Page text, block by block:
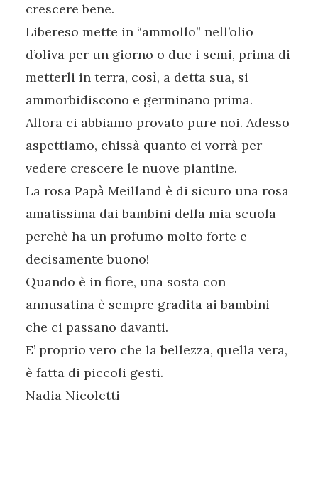
crescere bene.
Libereso mette in “ammollo” nell’olio
d’oliva per un giorno o due i semi, prima di
metterli in terra, così, a detta sua, si
ammorbidiscono e germinano prima.
Allora ci abbiamo provato pure noi. Adesso
aspettiamo, chissà quanto ci vorrà per
vedere crescere le nuove piantine.
La rosa Papà Meilland è di sicuro una rosa
amatissima dai bambini della mia scuola
perchè ha un profumo molto forte e
decisamente buono!
Quando è in fiore, una sosta con
annusatina è sempre gradita ai bambini
che ci passano davanti.
E’ proprio vero che la bellezza, quella vera,
è fatta di piccoli gesti.
Nadia Nicoletti